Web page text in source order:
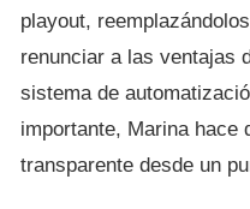
playout,
renunciar a las ventajas
sistema de
importante, Marina hace
transparente desde un